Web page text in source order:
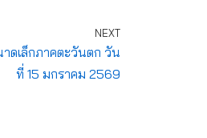
NEXT
เล็กภาคตะวันตก วัน
ที่ 15 มกราคม 2569